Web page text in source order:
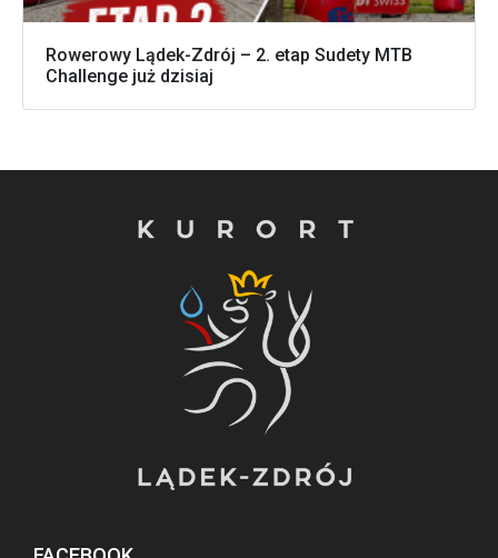
Rowerowy Lądek-Zdrój – 2. etap Sudety MTB
Challenge już dzisiaj